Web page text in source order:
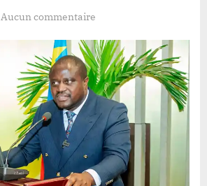
Aucun commentaire
le
Ministre
d’État
MUHINDO
NZANGI
plaide
pour
un
système